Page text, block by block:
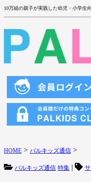
10万組の親子が実践した幼児・小学生
HOME > パルキッズ通信 >
パルキッズ通信 特集 |